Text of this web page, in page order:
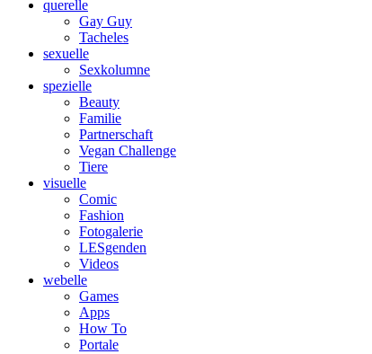
querelle
Gay Guy
Tacheles
sexuelle
Sexkolumne
spezielle
Beauty
Familie
Partnerschaft
Vegan Challenge
Tiere
visuelle
Comic
Fashion
Fotogalerie
LESgenden
Videos
webelle
Games
Apps
How To
Portale